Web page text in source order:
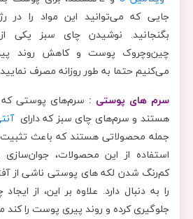
جایی که می‌توانید این مواد را در
بگنجانید. نوشیدن چای سبز یکی
چین‌وچروک پوست و کاهش روند
می‌کنیم حتما به طور روزانه مصرف
سرم‌ های پوستی :
هستند و سرم‌های چای سبز که دارای
جمله محصولاتی هستند که باعث
استفاده از این محصولات،
کم‌رنگ شدن لکه‌ های پوستی ناشی از
را به دنبال دارد. علاوه بر این، از
جلوگیری کرده و روند پیری پوست را کند